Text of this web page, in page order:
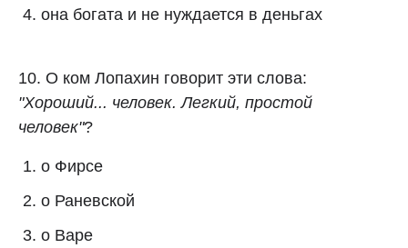
она богата и не нуждается в деньгах
10. О ком Лопахин говорит эти слова:
"Хороший... человек. Легкий, простой
человек"?
о Фирсе
о Раневской
о Варе